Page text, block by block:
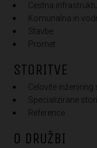
Cestna
Komunalna in
Stavbe
Promet
STORITVE
Celovite inženiring
Specializirane
Reference
O DRUŽBI